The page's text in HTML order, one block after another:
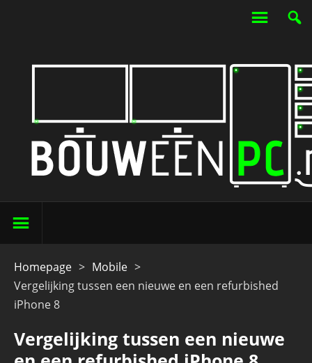
Homepage > Mobile >
Vergelijking tussen een nieuwe en een refurbished
iPhone 8
Vergelijking tussen een nieuwe